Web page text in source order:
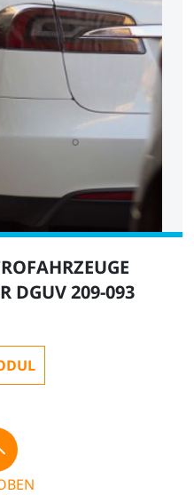
DGUV 209-093